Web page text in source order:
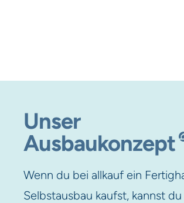
Unser
Ausbaukonzept
Wenn du bei allkauf ein
Selbstausbau kaufst, kannst